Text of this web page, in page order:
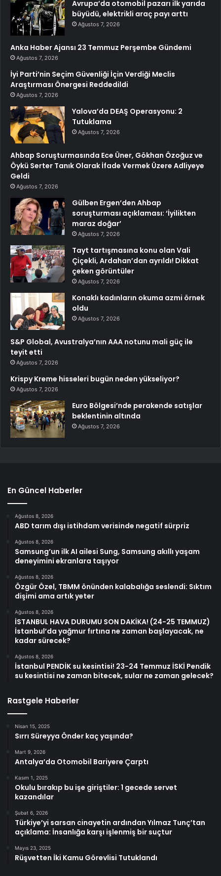
Avrupa’da otomobil pazarı ilk yarıda
büyüdü, elektrikli araç payı arttı
Ağustos 7, 2026
Anka Haber Ajansı 23 Temmuz Perşembe Gündemi
Ağustos 7, 2026
İyi Parti’nin Seçim Güvenliği İçin Verdiği Meclis
Araştırması Önergesi Reddedildi
Ağustos 7, 2026
Yalova’da DEAŞ Operasyonu: 2
Tutuklama
Ağustos 7, 2026
Ahbap Soruşturmasında Ece Üner, Gökhan Özoğuz ve
Öykü Serter Tanık Olarak İfade Vermek Üzere Adliyeye
Geldi
Ağustos 7, 2026
Gülben Ergen’den Ahbap
soruşturması açıklaması: ‘İyilikten
maraz doğar’
Ağustos 7, 2026
Tayt tartışmasına konu olan Vali
Çiçekli, Ardahan’dan ayrıldı! Dikkat
çeken görüntüler
Ağustos 7, 2026
Konaklı kadınların okuma azmi örnek
oldu
Ağustos 7, 2026
S&P Global, Avustralya’nın AAA notunu mali güç ile
teyit etti
Ağustos 7, 2026
Krispy Kreme hisseleri bugün neden yükseliyor?
Ağustos 7, 2026
Euro Bölgesi’nde perakende satışlar
beklentinin altında
Ağustos 7, 2026
En Güncel Haberler
Ağustos 8, 2026
ABD tarım dışı istihdam verisinde negatif sürpriz
Ağustos 8, 2026
Samsung’un ilk AI ailesi Sung, Samsung akıllı yaşam
deneyimini ekranlara taşıyor
Ağustos 8, 2026
Özgür Özel, TBMM önünden kalabalığa seslendi: Sıktım
dişimi ama artık yeter
Ağustos 8, 2026
İSTANBUL HAVA DURUMU SON DAKİKA! (24-25 TEMMUZ)
İstanbul’da yağmur fırtına ne zaman başlayacak, ne
kadar sürecek?
Ağustos 8, 2026
İstanbul PENDİK su kesintisi! 23-24 Temmuz İSKİ Pendik
su kesintisi ne zaman bitecek, sular ne zaman gelecek?
Rastgele Haberler
Nisan 15, 2025
Sırrı Süreyya Önder kaç yaşında?
Mart 9, 2026
Antalya’da Otomobil Bariyere Çarptı
Kasım 1, 2025
Okulu bırakıp bu işe giriştiler: 1 gecede servet
kazandılar
Şubat 6, 2026
Türkiye’yi sarsan cinayetin ardından Yılmaz Tunç’tan
açıklama: İnsanlığa karşı işlenmiş bir suçtur
Mayıs 23, 2025
Rüşvetten İki Kamu Görevlisi Tutuklandı